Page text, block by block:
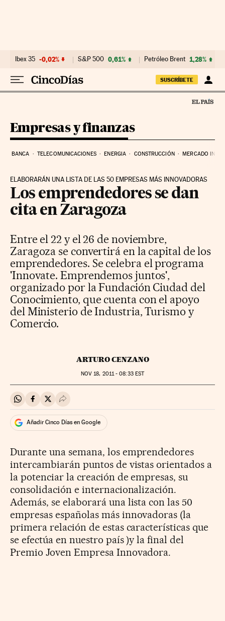
Ibex 35 -0,02% S&P 500 0,61% Petróleo Brent 1,28%
SUSCRÍBETE
Empresas y finanzas
BANCA TELECOMUNICACIONES ENERGIA CONSTRUCCIÓN MERCADO
ELABORARÁN UNA LISTA DE LAS 50 EMPRESAS MÁS INNOVADORAS
Los emprendedores se dan
cita en Zaragoza
Entre el 22 y el 26 de noviembre,
Zaragoza se convertirá en la capital de los
emprendedores. Se celebra el programa
'Innovate. Emprendemos juntos',
organizado por la Fundación Ciudad del
Conocimiento, que cuenta con el apoyo
del Ministerio de Industria, Turismo y
Comercio.
ARTURO CENZANO
NOV 18, 2011 - 08:33EST
Compartir en Whatsapp
Compartir en Facebook
Compartir en Twitter
Desplegar Redes Sociales
Añadir Cinco Días en Google
Durante una semana, los emprendedores
intercambiarán puntos de vistas orientados a
la potenciar la creación de empresas, su
consolidación e internacionalización.
Además, se elaborará una lista con las 50
empresas españolas más innovadoras (la
primera relación de estas características que
se efectúa en nuestro país )y la final del
Premio Joven Empresa Innovadora.